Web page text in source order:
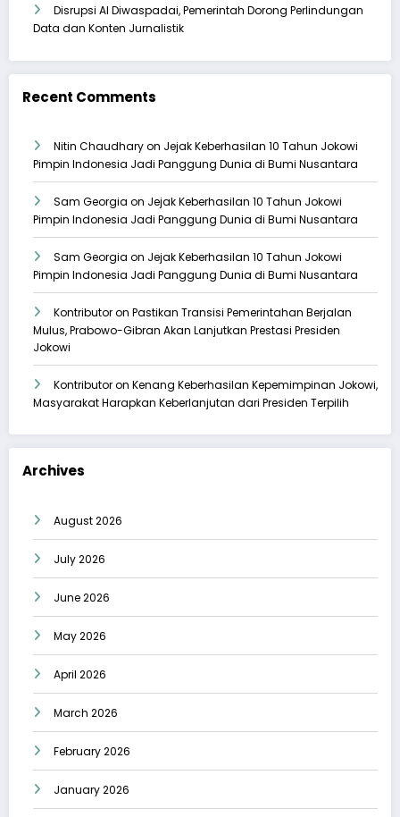
Disrupsi AI Diwaspadai, Pemerintah Dorong Perlindungan
Data dan Konten Jurnalistik
Recent Comments
Nitin Chaudharyon Jejak Keberhasilan 10 Tahun Jokowi
Pimpin Indonesia Jadi Panggung Dunia di Bumi Nusantara
Sam Georgia on Jejak Keberhasilan 10 Tahun Jokowi
Pimpin Indonesia Jadi Panggung Dunia di Bumi Nusantara
Sam Georgia on Jejak Keberhasilan 10 Tahun Jokowi
Pimpin Indonesia Jadi Panggung Dunia di Bumi Nusantara
Kontributoron Pastikan Transisi Pemerintahan Berjalan
Mulus, Prabowo-Gibran Akan Lanjutkan Prestasi Presiden
Jokowi
Kontributoron Kenang Keberhasilan Kepemimpinan Jokowi,
Masyarakat Harapkan Keberlanjutan dari Presiden Terpilih
Archives
August 2026
July 2026
June 2026
May 2026
April 2026
March 2026
February 2026
January 2026